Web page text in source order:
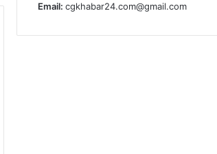
Email:cgkhabar24.com@gmail.com